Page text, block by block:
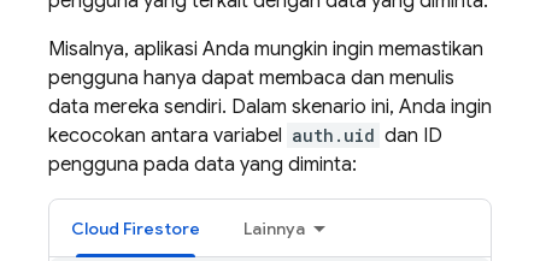
Misalnya, aplikasi Anda mungkin ingin memastikan
pengguna hanya dapat membaca dan menulis
data mereka sendiri. Dalam skenario ini, Anda ingin
kecocokan antara variabel auth.uid dan ID
pengguna pada data yang diminta:
Cloud Firestore Lainnya